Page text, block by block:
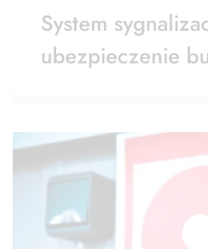
System
ubezpieczenie